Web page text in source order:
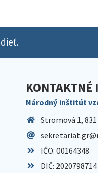
KONTAKTNÉ
Národný inštitút
Stromová 1,
IČO: 00164348
DIČ: 2020798714